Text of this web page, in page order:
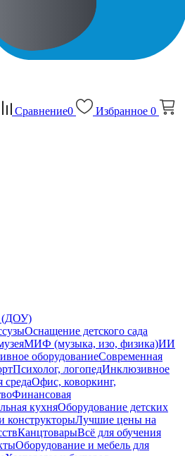
Сравнение0 Избранное 0
(ДОУ)
Оснащение детского сада
МИФ (музыка, изо, физика)ИИ
оборудованиеСовременная
Психолог, логопедИнклюзивное
Офис, коворкинг,
Финансовая
кухняОборудование детских
конструкторыЛучшие цены на
КанцтоварыВсё для обучения
Оборудование и мебель для